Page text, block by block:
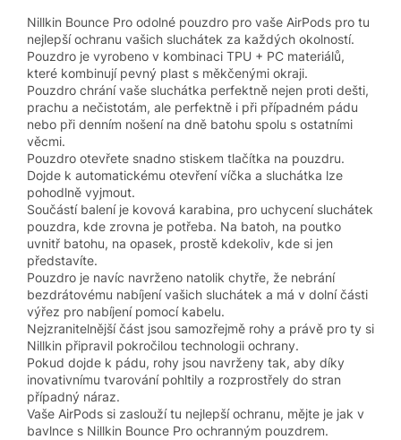
Nillkin Bounce Pro odolné pouzdro pro vaše AirPods pro tu
nejlepší ochranu vašich sluchátek za každých okolností.
Pouzdro je vyrobeno v kombinaci TPU + PC materiálů,
které kombinují pevný plast s měkčenými okraji.
Pouzdro chrání vaše sluchátka perfektně nejen proti dešti,
prachu a nečistotám, ale perfektně i při případném pádu
nebo při denním nošení na dně batohu spolu s ostatními
věcmi.
Pouzdro otevřete snadno stiskem tlačítka na pouzdru.
Dojde k automatickému otevření víčka a sluchátka lze
pohodlně vyjmout.
Součástí balení je kovová karabina, pro uchycení sluchátek
pouzdra, kde zrovna je potřeba. Na batoh, na poutko
uvnitř batohu, na opasek, prostě kdekoliv, kde si jen
představíte.
Pouzdro je navíc navrženo natolik chytře, že nebrání
bezdrátovému nabíjení vašich sluchátek a má v dolní části
výřez pro nabíjení pomocí kabelu.
Nejzranitelnější část jsou samozřejmě rohy a právě pro ty si
Nillkin připravil pokročilou technologii ochrany.
Pokud dojde k pádu, rohy jsou navrženy tak, aby díky
inovativnímu tvarování pohltily a rozprostřely do stran
případný náraz.
Vaše AirPods si zaslouží tu nejlepší ochranu, mějte je jak v
bavlnce s Nillkin Bounce Pro ochranným pouzdrem.